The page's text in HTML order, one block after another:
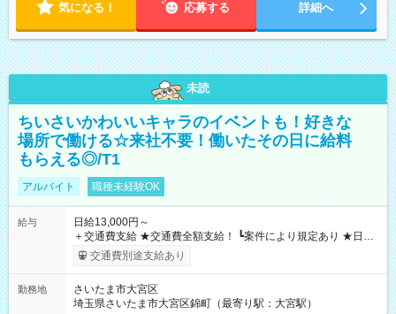
気になる！ 応募する 詳細へ
未読
ちいさいかわいいキャラのイベントも！好きな
場所で働ける☆来社不要！働いたその日に給料
もらえる◎/T1
アルバイト 職種未経験OK
給与
日給13,000円～
＋交通費支給 ★交通費全額支給！ ┗案件により規定あり ★日払
いOK！（規定あり） ┗働いたその日に現金GET♪ お仕事後はコ
ンビニATMから 日払い分を引き落とせます！ 【試用期間】試
交通費別途支給あり
勤務地
さいたま市大宮区
埼玉県さいたま市大宮区錦町（最寄り駅：大宮駅）